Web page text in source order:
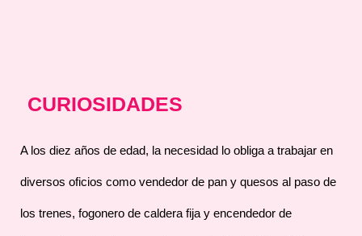
CURIOSIDADES
A los diez años de edad, la necesidad lo obliga a trabajar en
diversos oficios como vendedor de pan y quesos al paso de
los trenes, fogonero de caldera fija y encendedor de